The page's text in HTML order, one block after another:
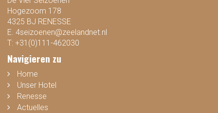
Hogezoom 178
4325 BJ RENESSE
E. 4seizoenen@zeelandnet.nl
T: +31(0)111-462030
Navigieren zu
Home
Unser Hotel
Renesse
Actuelles